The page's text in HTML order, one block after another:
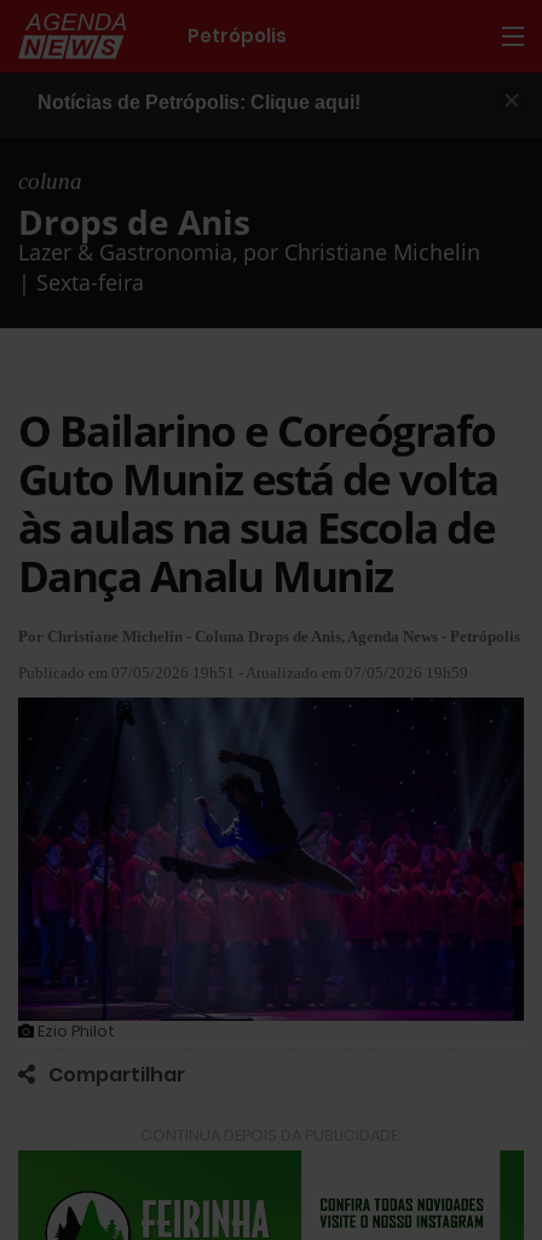
Petrópolis
Notícias de Petrópolis: Clique aqui!
coluna
Drops de Anis
Lazer & Gastronomia, por Christiane Michelin
| Sexta-feira
O Bailarino e Coreógrafo
Guto Muniz está de volta
às aulas na sua Escola de
Dança Analu Muniz
Por Christiane Michelin - Coluna Drops de Anis, Agenda News - Petrópolis
Publicado em 07/05/2026 19h51 - Atualizado em 07/05/2026 19h59
Ezio Philot
Compartilhar